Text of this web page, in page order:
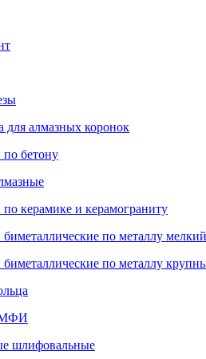
для алмазных коронок
бетону
керамике и керамограниту
по металлу
по металлу
МФИ
шлифовальные